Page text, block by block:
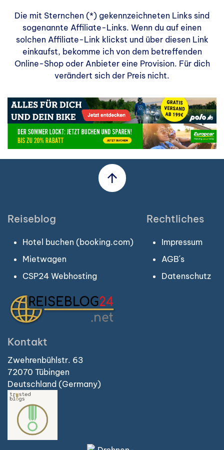
Die mit Sternchen (*) gekennzeichneten Links sind
sogenannte Affiliate-Links. Wenn du auf einen
solchen Affiliate-Link klickst und über diesen Link
einkaufst, bekomme ich von dem betreffenden
Online-Shop oder Anbieter eine Provision. Für dich
verändert sich der Preis nicht.
Kontakt
Zwehrenbühlstr. 63
72070 Tübingen
Deutschland (Germany)
Reiseblog
Hotel buchen (booking.com)
Mietwagen
CSP24 Webhosting
Rechtliches
Impressum
AGB´s
Datenschutz